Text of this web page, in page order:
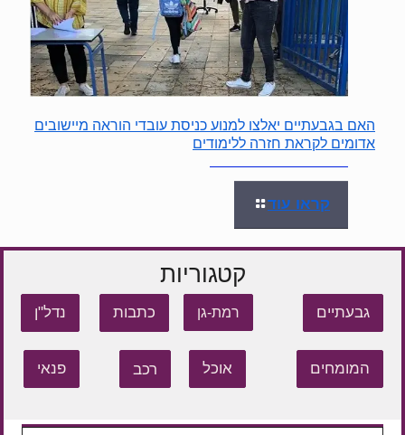
האם בגבעתיים יאלצו למנוע כניסת עובדי הוראה מיישובים
אדומים לקראת חזרה ללימודים
קראו עוד
קטגוריות
גבעתיים רמת-גן כתבות נדל"ן
המומחים אוכל רכב פנאי